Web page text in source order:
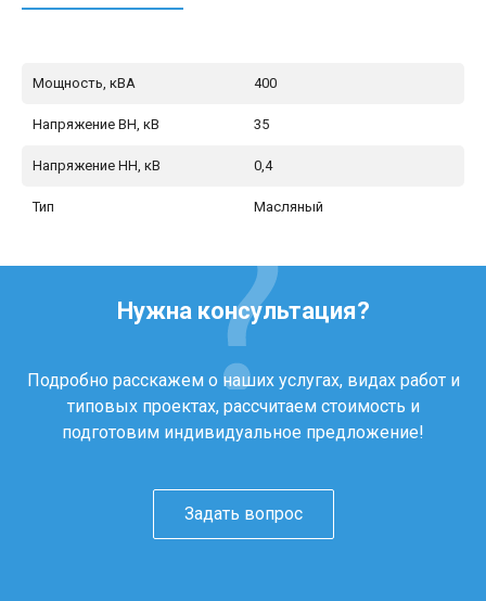
Мощность, кВА 400
Напряжение ВН, кВ 35
Напряжение НН, кВ 0,4
Тип Масляный
Нужна консультация?
Подробно расскажем о наших услугах, видах работ и
типовых проектах, рассчитаем стоимость и
подготовим индивидуальное предложение!
Задать вопрос